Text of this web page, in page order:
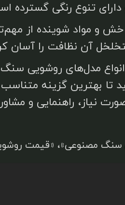
دارای تنوع رنگی گسترده
خش و مواد شوینده از
آن نظافت را آسان
مدل‌های روشویی
تا بهترین گزینه
صورت نیاز، راهنمایی
سنگ مصنوعی»، «قیمت